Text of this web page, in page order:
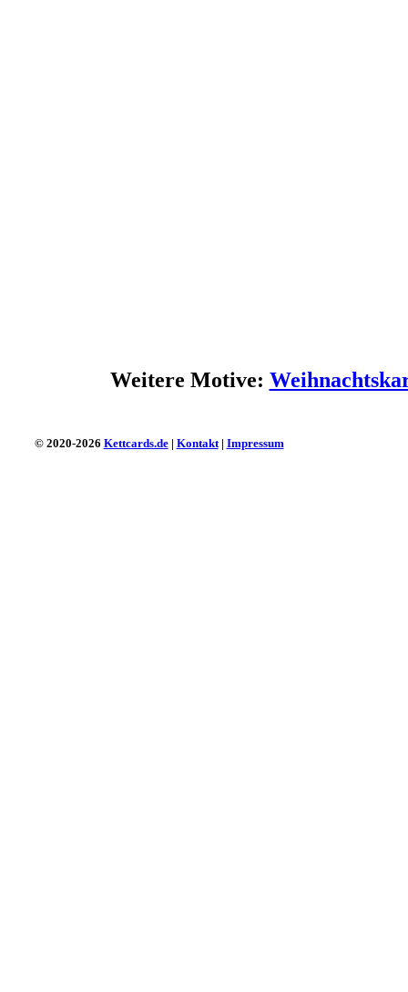
Weitere Motive:
© 2020-2026 Kettcards.de| Kontakt| Impressum